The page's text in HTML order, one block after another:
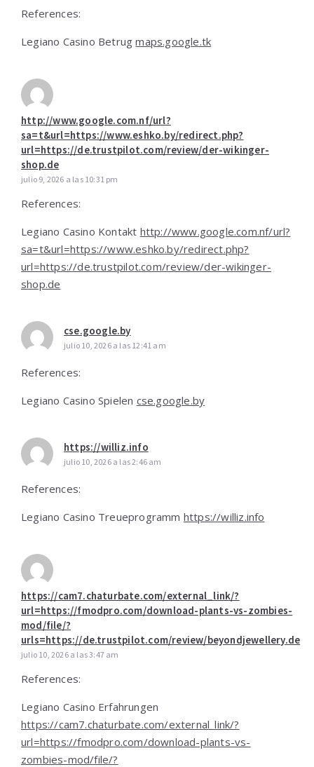
References:
Legiano Casino Betrugmaps.google.tk
http://www.google.com.nf/url?
sa=t&url=https://www.eshko.by/redirect.php?
url=https://de.trustpilot.com/review/der-wikinger-
shop.de
julio 9, 2026 a las 10:31 pm
References:
Legiano Casino Kontakt http://www.google.com.nf/url?
sa=t&url=https://www.eshko.by/redirect.php?
url=https://de.trustpilot.com/review/der-wikinger-
shop.de
cse.google.by
julio 10, 2026 a las 12:41 am
References:
Legiano Casino Spielen cse.google.by
https://williz.info
julio 10, 2026 a las 2:46 am
References:
Legiano Casino Treueprogramm https://williz.info
https://cam7.chaturbate.com/external_link/?
url=https://fmodpro.com/download-plants-vs-zombies-
mod/file/?
urls=https://de.trustpilot.com/review/beyondjewellery.de
julio 10, 2026 a las 3:47 am
References:
Legiano Casino Erfahrungen
https://cam7.chaturbate.com/external_link/?
url=https://fmodpro.com/download-plants-vs-
zombies-mod/file/?